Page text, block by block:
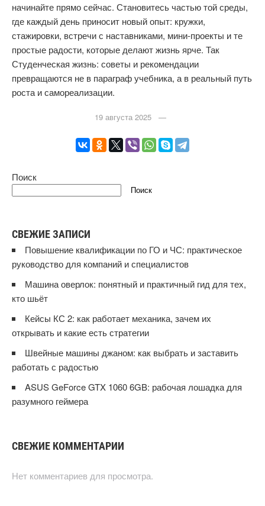
начинайте прямо сейчас. Становитесь частью той среды,
где каждый день приносит новый опыт: кружки,
стажировки, встречи с наставниками, мини-проекты и те
простые радости, которые делают жизнь ярче. Так
Студенческая жизнь: советы и рекомендации
превращаются не в параграф учебника, а в реальный путь
роста и самореализации.
19 августа 2025 —
Поиск
Поиск
СВЕЖИЕ ЗАПИСИ
Повышение квалификации по ГО и ЧС: практическое
руководство для компаний и специалистов
Машина оверлок: понятный и практичный гид для тех,
кто шьёт
Кейсы КС 2: как работает механика, зачем их
открывать и какие есть стратегии
Швейные машины джаном: как выбрать и заставить
работать с радостью
ASUS GeForce GTX 1060 6GB: рабочая лошадка для
разумного геймера
СВЕЖИЕ КОММЕНТАРИИ
Нет комментариев для просмотра.